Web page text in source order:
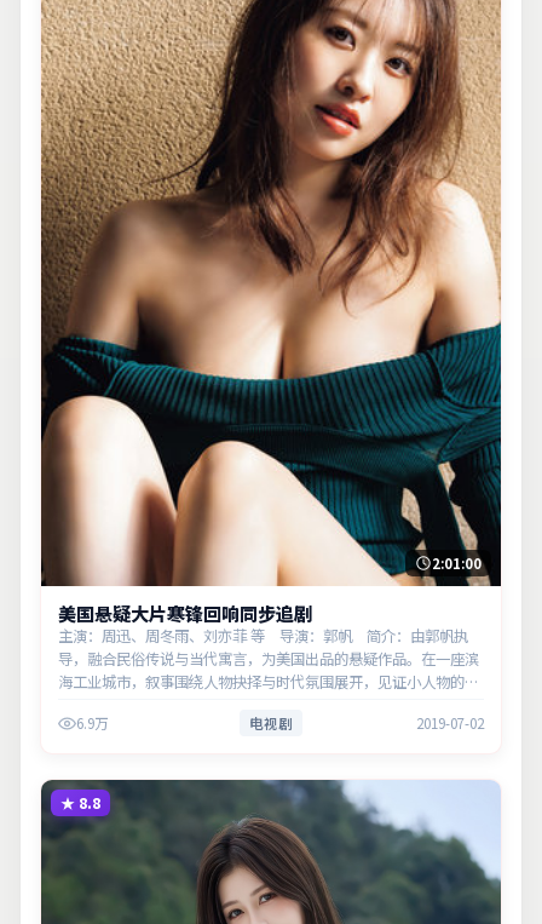
2:01:00
美国悬疑大片寒锋回响同步追剧
主演：周迅、周冬雨、刘亦菲 等 导演：郭帆 简介：由郭帆执
导，融合民俗传说与当代寓言，为美国出品的悬疑作品。在一座滨
海工业城市，叙事围绕人物抉择与时代氛围展开，见证小人物的尊
6.9万 电视剧 2019-07-02
★ 8.8